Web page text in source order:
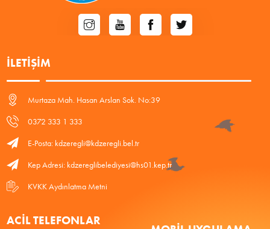
İLETIŞIM
Murtaza Mah. Hasan Arslan Sok. No:39
0372 333 1 333
E-Posta: kdzeregli@kdzeregli.bel.tr
Kep Adresi: kdzereglibelediyesi@hs01.kep.tr
KVKK Aydınlatma Metni
ACIL TELEFONLAR